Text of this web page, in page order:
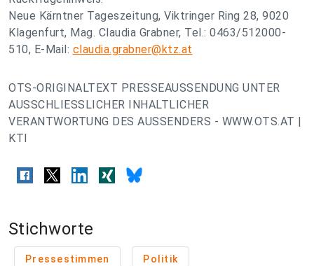
Neue Kärntner Tageszeitung, Viktringer Ring 28, 9020
Klagenfurt, Mag. Claudia Grabner, Tel.: 0463/512000-
510, E-Mail: claudia.grabner@ktz.at
OTS-ORIGINALTEXT PRESSEAUSSENDUNG UNTER
AUSSCHLIESSLICHER INHALTLICHER
VERANTWORTUNG DES AUSSENDERS - WWW.OTS.AT |
KTI
Stichworte
Pressestimmen Politik